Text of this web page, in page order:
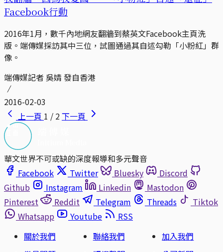
Facebook行動
2016年1月，數千內地網友翻牆到蔡英文Facebook主頁洗
版。端傳媒採訪其中三位，試圖通過其自述勾勒「小粉紅」群
像。
端傳媒記者 吳婧 發自香港
2016-02-03
上一頁 1 / 2下一頁
華文世界不可或缺的深度報導和多元聲音
Facebook
Twitter Bluesky
Discord
Github
Instagram Linkedin
Mastodon
Pinterest
Reddit Telegram Threads
Tiktok
Whatsapp
Youtube
RSS
關於我們
聯絡我們
加入我們